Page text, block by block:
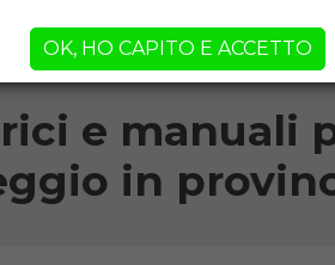
e manuali
in
OK, HO CAPITO E ACCETTO